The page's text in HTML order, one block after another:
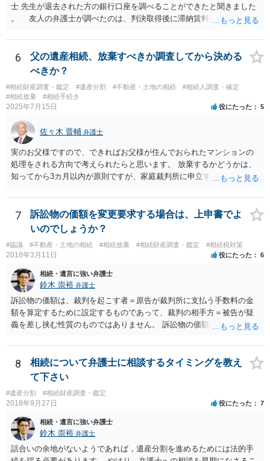
士 先生が退去された方の銀行口座を調べることができたと聞きました
。 友人の弁護士が調べたのは、判決取得後に滞納賃料回収のため
預金の入出金履歴を調べたわけではありません。 残念ながら、事案
や目的も異なりますし、開示の内容も異なります。
6
父の遺産相続、放棄すべきか調査してから決める
べきか？
#相続財産調査・鑑定 #遺産分割 #不動産・土地の相続
#相続人調査・確定
#相続放棄
#相続手続き
2025年7月15日 役にたった 5
佐々木 晋輔 弁護士
実のお父様ですので、できればお父様が住んでおられたマンションの
処理をされる方向で考えられたらと思います。 放棄するかどうかは、
知ってから3カ月以内が原則ですが、家庭裁判所に申立すれば3カ月の
放棄するかどうか決めることができます。 銀行やサラ金が数年も放置
することはありませんので、数年後に借金が発見される可能性はほぼ
ありません。 なお、私が扱った相続放棄を検討していた案件で、期間
伸長して調査したところ、サラ金に対する過払金など相当な財産が見
つかったため相続したという事例がありました。
7
訴訟物の価額を変更要求する場合は、上申書でよ
いのでしょうか？
#協議 #不動産・土地の相続 #相続放棄 #相続財産調査・鑑定 #相続税対策
2018年3月11日 役にたった 6
相続・遺言に強い弁護士
鈴木 崇裕 弁護士
訴訟物の価額は、裁判を起こす者＝原告が裁判所に支払う手数料の金
額を算定するために設定するものであって、裁判の相手方＝被告が疑
義を差し挟む性質のものではありません。 訴訟物の価額自体が裁判の
したとしても、変更されることはありません。
8
相続について弁護士に相談するタイミングを教え
て下さい
#遺産分割 #相続財産調査・鑑定
2018年9月27日 役にたった 7
相続・遺言に強い弁護士
鈴木 崇裕 弁護士
話合いの余地がないようであれば，遺産分割を進めるためには法的手